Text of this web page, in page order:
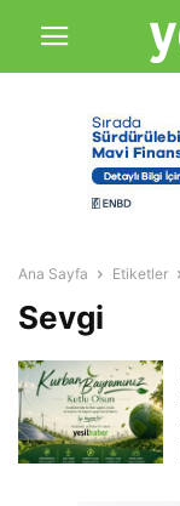
Ana Sayfa Etiketler
Sevgi